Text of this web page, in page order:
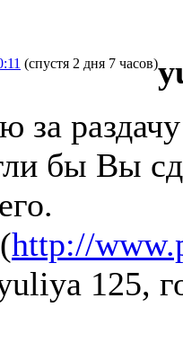
(спустя 2 дня 7 часов)
за
бы Вы
http://
125,